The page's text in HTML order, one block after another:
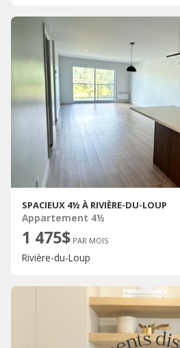
SPACIEUX 4½ À RIVIÈRE-DU-LOUP
Appartement 4½
1 475$ PAR MOIS
Rivière-du-Loup